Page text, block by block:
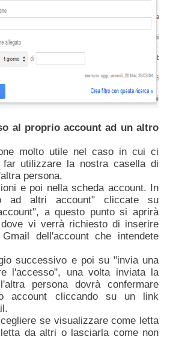
al proprio account ad un altro
molto utile nel caso in cui ci
utilizzare la nostra casella di
persona.
e poi nella scheda account. In
ad altri account" cliccate su
a questo punto si aprirà
vi verrà richiesto di inserire
dell'account che intendete
successivo e poi su "invia una
l'accesso", una volta inviata la
persona dovrà confermare
account cliccando su un link
se visualizzare come letta
da altri o lasciarla come non